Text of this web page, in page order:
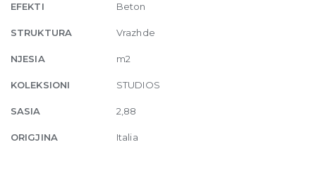
EFEKTI Beton
STRUKTURA Vrazhde
NJESIA m2
KOLEKSIONI STUDIOS
SASIA 2,88
ORIGJINA Italia